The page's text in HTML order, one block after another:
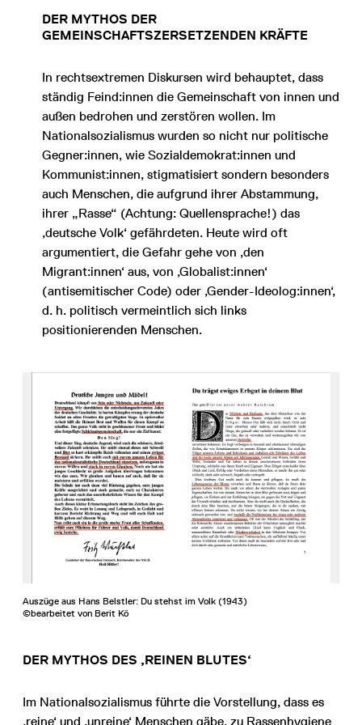
DER MYTHOS DER
GEMEINSCHAFTSZERSETZENDEN KRÄFTE
In rechtsextremen Diskursen wird behauptet, dass
ständig Feind:innen die Gemeinschaft von innen und
außen bedrohen und zerstören wollen. Im
Nationalsozialismus wurden so nicht nur politische
Gegner:innen, wie Sozialdemokrat:innen und
Kommunist:innen, stigmatisiert sondern besonders
auch Menschen, die aufgrund ihrer Abstammung,
ihrer „Rasse“ (Achtung: Quellensprache!) das
‚deutsche Volk‘ gefährdeten. Heute wird oft
argumentiert, die Gefahr gehe von ‚den
Migrant:innen‘ aus, von ‚Globalist:innen‘
(antisemitischer Code) oder ‚Gender-Ideolog:innen‘,
d. h. politisch vermeintlich sich links
positionierenden Menschen.
Auszüge aus Hans Belstler: Du stehst im Volk (1943)
©bearbeitet von Berit Kö
DER MYTHOS DES ‚REINEN BLUTES‘
Im Nationalsozialismus führte die Vorstellung, dass es
‚reine‘ und ‚unreine‘ Menschen gäbe, zu Rassenhygiene